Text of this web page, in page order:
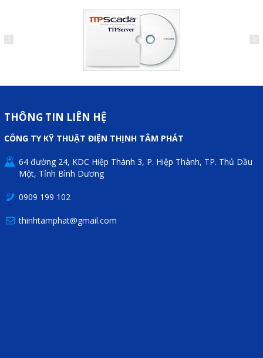
THÔNG TIN LIÊN HỆ
CÔNG TY KỸ THUẬT ĐIỆN THỊNH TÂM PHÁT
64 đường 24, KDC Hiệp Thành 3, P. Hiệp Thành, TP. Thủ Dầu
Một, Tỉnh Bình Dương
0909 199 102
thinhtamphat@gmail.com
Màn hình cảm ứng HMI
Cáp lập trình PLC - HMI -
Servo
Cân Điện Tử
Thiết bị thu thập dữ liệu,
truyền và lưu trữ dữ liệu
Thiết bị điều khiển và giám